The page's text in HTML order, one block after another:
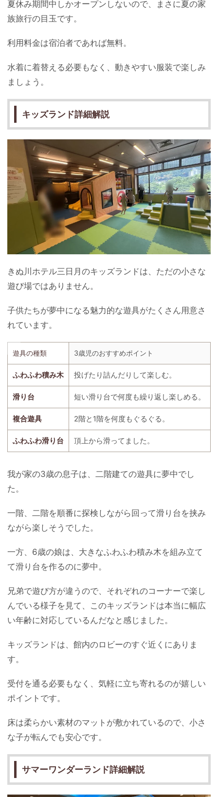
夏休み期間中しかオープンしないので、まさに夏の家
族旅行の目玉です。
利用料金は宿泊者であれば無料。
水着に着替える必要もなく、動きやすい服装で楽しみ
ましょう。
キッズランド詳細解説
きぬ川ホテル三日月のキッズランドは、ただの小さな
遊び場ではありません。
子供たちが夢中になる魅力的な遊具がたくさん用意さ
れています。
遊具の種類 3歳児のおすすめポイント
ふわふわ積み木 投げたり詰んだりして楽しむ。
滑り台 短い滑り台で何度も繰り返し楽しめる。
複合遊具 2階と1階を何度もぐるぐる。
ふわふわ滑り台 頂上から滑ってました。
我が家の3歳の息子は、二階建ての遊具に夢中でし
た。
一階、二階を順番に探検しながら回って滑り台を挟み
ながら楽しそうでした。
一方、6歳の娘は、大きなふわふわ積み木を組み立て
て滑り台を作るのに夢中。
兄弟で遊び方が違うので、それぞれのコーナーで楽し
んでいる様子を見て、このキッズランドは本当に幅広
い年齢に対応しているんだなと感じました。
キッズランドは、館内のロビーのすぐ近くにありま
す。
受付を通る必要もなく、気軽に立ち寄れるのが嬉しい
ポイントです。
床は柔らかい素材のマットが敷かれているので、小さ
な子が転んでも安心です。
サマーワンダーランド詳細解説